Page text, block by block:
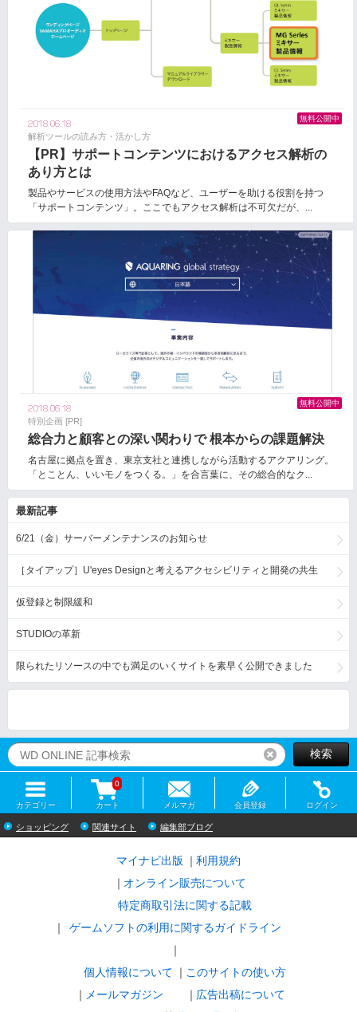
2018.06.18
解析ツールの読み方・活かし方
【PR】サポートコンテンツにおけるアクセス解析の
あり方とは
製品やサービスの使用方法やFAQなど、ユーザーを助ける役割を持つ
「サポートコンテンツ」。ここでもアクセス解析は不可欠だが、...
無料公開中
2018.06.18
特別企画 [PR]
総合力と顧客との深い関わりで 根本からの課題解決
名古屋に拠点を置き、東京支社と連携しながら活動するアクアリング。
「とことん、いいモノをつくる。」を合言葉に、その総合的なク...
無料公開中
最新記事
6/21（金）サーバーメンテナンスのお知らせ
［タイアップ］U'eyes Designと考えるアクセシビリティと開発の共生
仮登録と制限緩和
STUDIOの革新
限られたリソースの中でも満足のいくサイトを素早く公開できました
リセット検索
カテゴリー カート
0
メルマガ 会員登録 ログイン
ショッピング 関連サイト 編集部ブログ
マイナビ出版
利用規約
オンライン販売について
特定商取引法に関する記載
ゲームソフトの利用に関するガイドライン
｜
個人情報について
このサイトの使い方
メールマガジン
広告出稿について